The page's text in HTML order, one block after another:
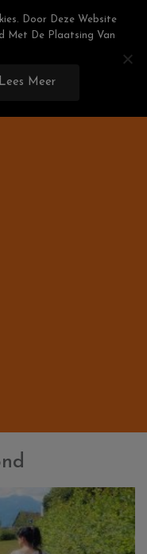
Berekenen!
Door Deze Website
Met De Plaatsing Van
Lees Meer